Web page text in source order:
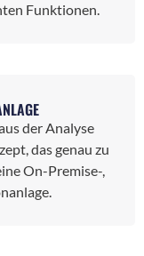
Funktionen.
der Analyse
das genau zu
On-Premise-,